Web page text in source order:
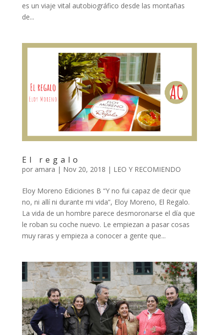
es un viaje vital autobiográfico desde las montañas
de...
El regalo
por amara | Nov 20, 2018 | LEO Y RECOMIENDO
Eloy Moreno Ediciones B “Y no fui capaz de decir que
no, ni allí ni durante mi vida”, Eloy Moreno, El Regalo.
La vida de un hombre parece desmoronarse el día que
le roban su coche nuevo. Le empiezan a pasar cosas
muy raras y empieza a conocer a gente que...